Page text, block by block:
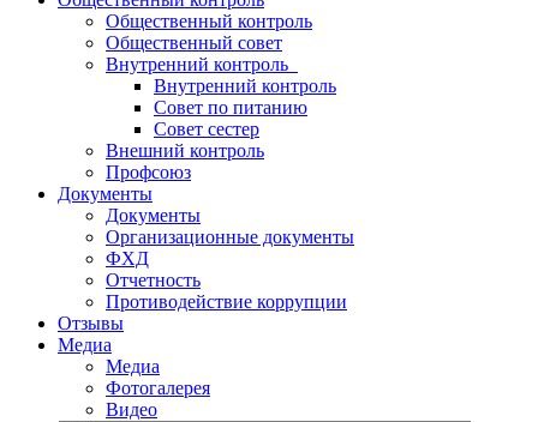
Общественный контроль
Общественный совет
Внутренний контроль
Внутренний контроль
Совет по питанию
Совет сестер
Внешний контроль
Профсоюз
Документы
Документы
Организационные документы
ФХД
Отчетность
Противодействие коррупции
Отзывы
Медиа
Медиа
Фотогалерея
Видео